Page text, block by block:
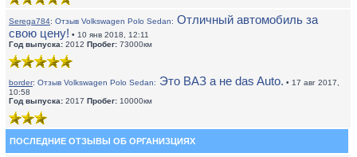
Serega784: Отзыв Volkswagen Polo Sedan: Отличный автомобиль за
свою цену! • 10 янв 2018, 12:11
Год выпуска: 2012 Пробег: 73000км
border: Отзыв Volkswagen Polo Sedan: Это ВАЗ а не das Auto. • 17 авг 2017,
10:58
Год выпуска: 2017 Пробег: 10000км
ПОСЛЕДНИЕ ОТЗЫВЫ ОБ ОРГАНИЗЦИЯХ